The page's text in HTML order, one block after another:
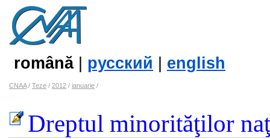
română| русский english
CNAA/ Teze / 2012 / ianuarie /
Dreptul minorităţilor